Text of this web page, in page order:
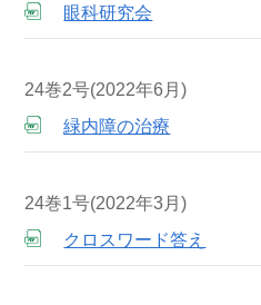
眼科研究会
24巻2号(2022年6月)
緑内障の治療
24巻1号(2022年3月)
クロスワード答え